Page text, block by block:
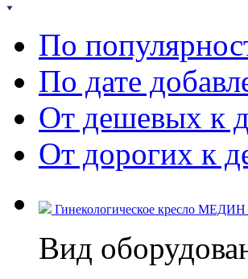
По
По дате
От дешевых к
От дорогих к
Гинекологическое кресло
Вид